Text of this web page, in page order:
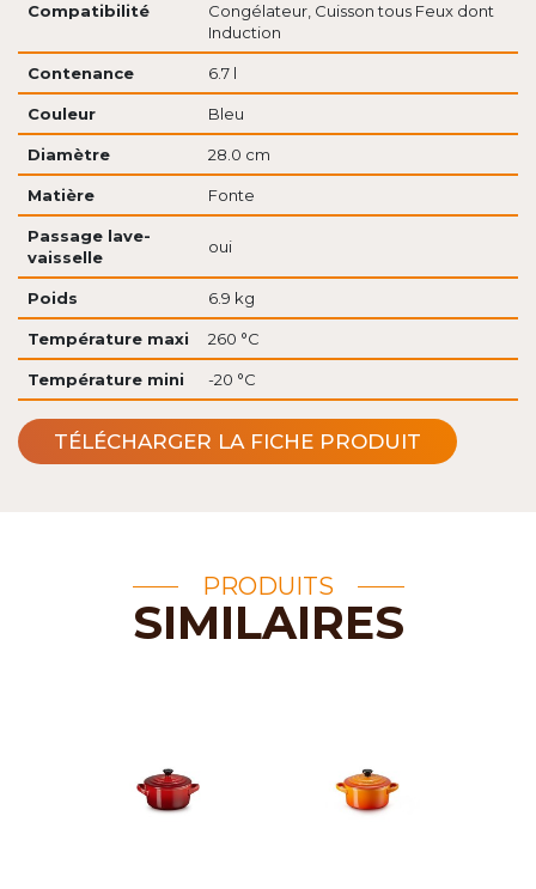
Compatibilité
Congélateur, Cuisson tous Feux dont
Induction
Contenance 6.7 l
Couleur Bleu
Diamètre 28.0 cm
Matière Fonte
Passage lave-
vaisselle
oui
Poids 6.9 kg
Température maxi 260 °C
Température mini -20 °C
TÉLÉCHARGER LA FICHE PRODUIT
PRODUITS
SIMILAIRES